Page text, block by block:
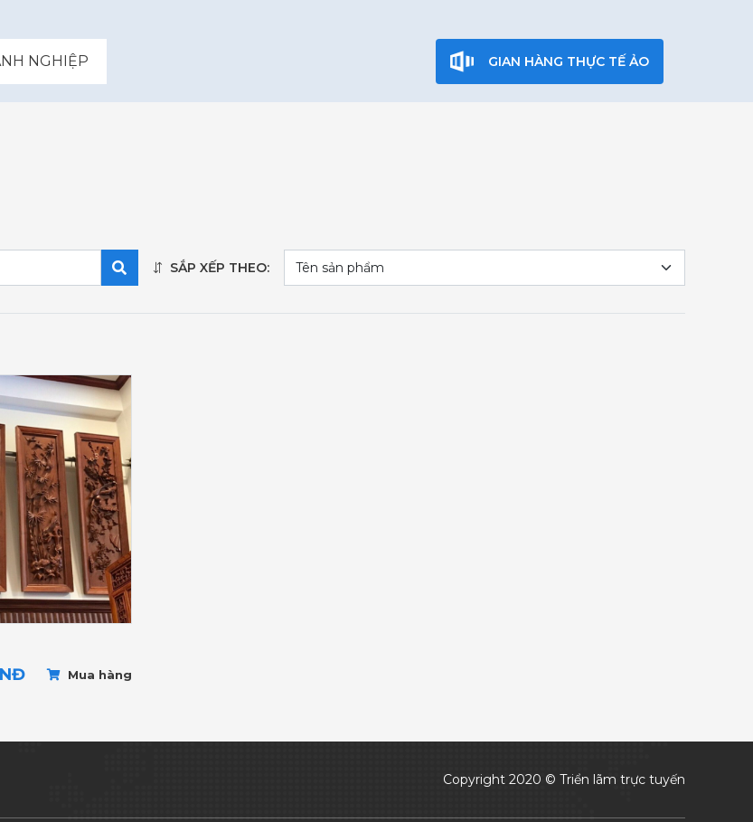
GIAN HÀNG THỰC TẾ ẢO
NGHIỆP
SẮP XẾP THEO:
Mua hàng
Copyright 2020 © Triển lãm trực tuyến